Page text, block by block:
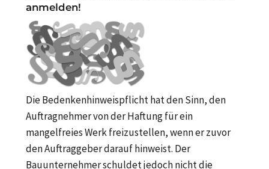
anmelden!
Die Bedenkenhinweispflicht hat den Sinn, den
Auftragnehmer von der Haftung für ein
mangelfreies Werk freizustellen, wenn er zuvor
den Auftraggeber darauf hinweist. Der
Bauunternehmer schuldet jedoch nicht die